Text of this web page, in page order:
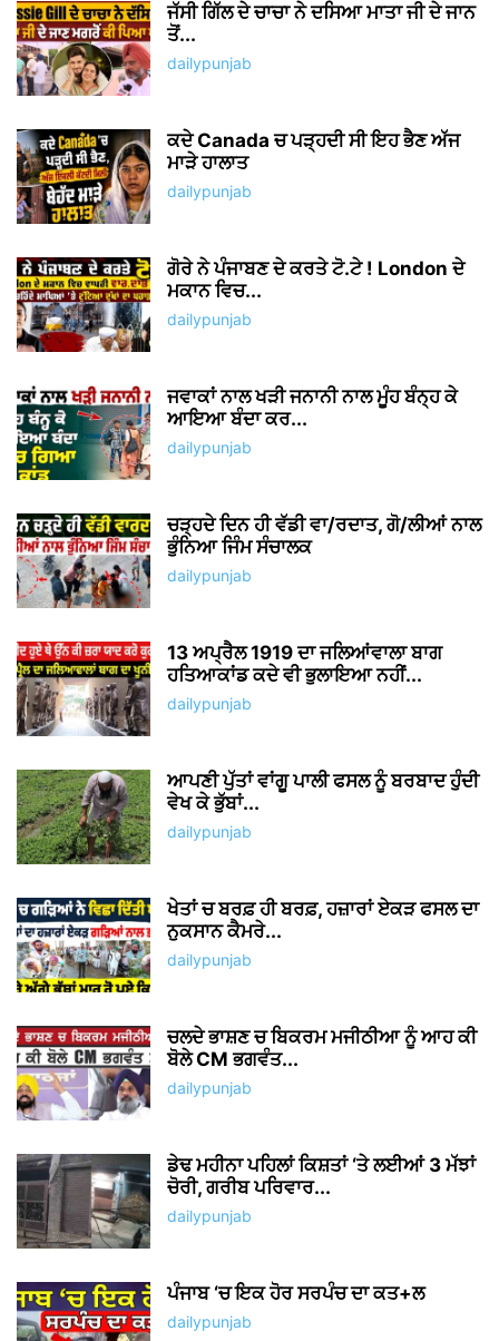
ਜੱਸੀ ਗਿੱਲ ਦੇ ਚਾਚਾ ਨੇ ਦਸਿਆ ਮਾਤਾ ਜੀ ਦੇ ਜਾਨ
ਤੋਂ...
dailypunjab
ਕਦੇ Canada ਚ ਪੜ੍ਹਦੀ ਸੀ ਇਹ ਭੈਣ ਅੱਜ
ਮਾੜੇ ਹਾਲਾਤ
dailypunjab
ਗੋਰੇ ਨੇ ਪੰਜਾਬਣ ਦੇ ਕਰਤੇ ਟੋ.ਟੇ ! London ਦੇ
ਮਕਾਨ ਵਿਚ...
dailypunjab
ਜਵਾਕਾਂ ਨਾਲ ਖੜੀ ਜਨਾਨੀ ਨਾਲ ਮੂੰਹ ਬੰਨ੍ਹ ਕੇ
ਆਇਆ ਬੰਦਾ ਕਰ...
dailypunjab
ਚੜ੍ਹਦੇ ਦਿਨ ਹੀ ਵੱਡੀ ਵਾ/ਰਦਾਤ, ਗੋ/ਲੀਆਂ ਨਾਲ
ਭੁੰਨਿਆ ਜਿੰਮ ਸੰਚਾਲਕ
dailypunjab
13 ਅਪ੍ਰੈਲ 1919 ਦਾ ਜਲਿਆਂਵਾਲਾ ਬਾਗ
ਹਤਿਆਕਾਂਡ ਕਦੇ ਵੀ ਭੁਲਾਇਆ ਨਹੀਂ...
dailypunjab
ਆਪਣੀ ਪੁੱਤਾਂ ਵਾਂਗੂ ਪਾਲੀ ਫਸਲ ਨੂੰ ਬਰਬਾਦ ਹੁੰਦੀ
ਵੇਖ ਕੇ ਭੁੱਬਾਂ...
dailypunjab
ਖੇਤਾਂ ਚ ਬਰਫ਼ ਹੀ ਬਰਫ਼, ਹਜ਼ਾਰਾਂ ਏਕੜ ਫਸਲ ਦਾ
ਨੁਕਸਾਨ ਕੈਮਰੇ...
dailypunjab
ਚਲਦੇ ਭਾਸ਼ਣ ਚ ਬਿਕਰਮ ਮਜੀਠੀਆ ਨੂੰ ਆਹ ਕੀ
ਬੋਲੇ CM ਭਗਵੰਤ...
dailypunjab
ਡੇਢ ਮਹੀਨਾ ਪਹਿਲਾਂ ਕਿਸ਼ਤਾਂ ‘ਤੇ ਲਈਆਂ 3 ਮੱਝਾਂ
ਚੋਰੀ, ਗਰੀਬ ਪਰਿਵਾਰ...
dailypunjab
ਪੰਜਾਬ ‘ਚ ਇਕ ਹੋਰ ਸਰਪੰਚ ਦਾ ਕਤ+ਲ
dailypunjab